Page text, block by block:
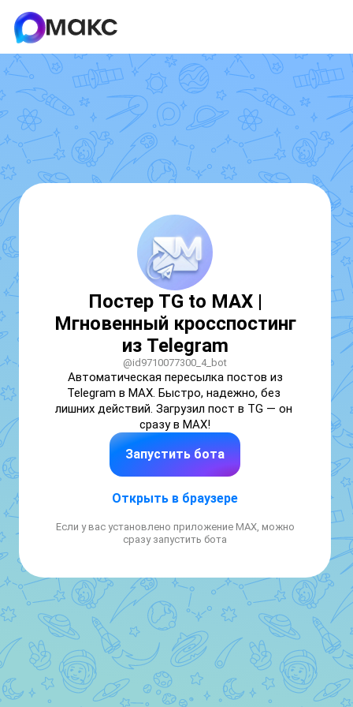
Постер TG to MAX |
Мгновенный кросспостинг
из Telegram
@id9710077300_4_bot
Автоматическая пересылка постов из
Telegram в MAX. Быстро, надежно, без
лишних действий. Загрузил пост в TG — он
сразу в MAX!
Запустить бота
Открыть в браузере
Если у вас установлено приложение MAX, можно
сразу запустить бота